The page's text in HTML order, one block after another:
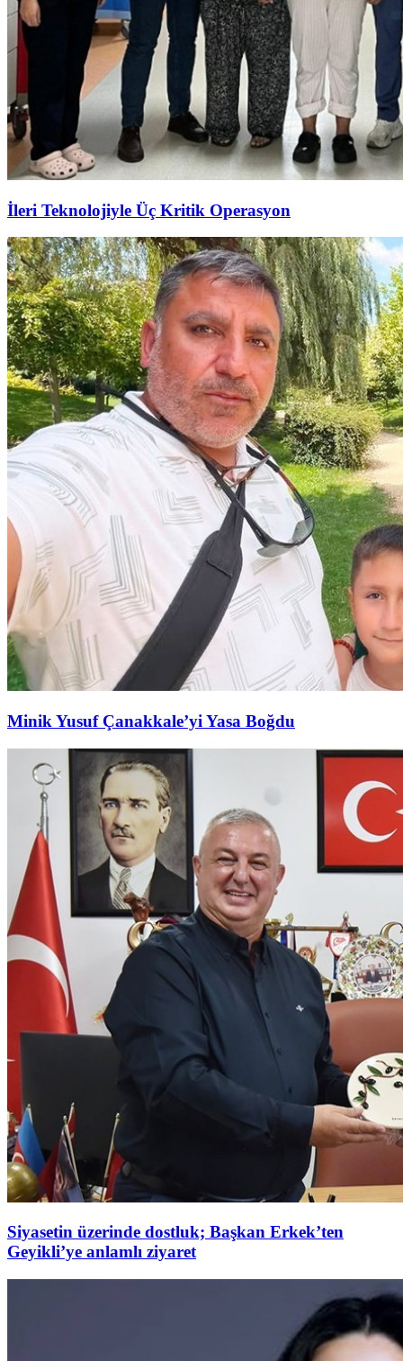
İleri Teknolojiyle Üç Kritik Operasyon
Minik Yusuf Çanakkale’yi Yasa Boğdu
Siyasetin üzerinde dostluk; Başkan Erkek’ten
Geyikli’ye anlamlı ziyaret